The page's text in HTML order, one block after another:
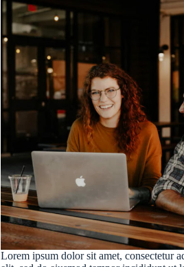
Lorem ipsum dolor sit amet, consectetur